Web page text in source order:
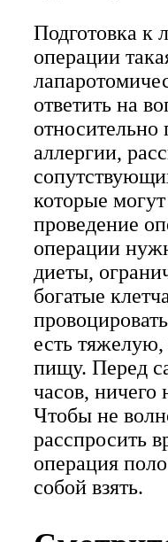
Подготовка к
операции
ответить на
относительно
аллергии,
которые
проведение
операции
диеты,
богатые
есть
пищу. Перед
часов, ничего
Чтобы не
расспросить
операция
собой взять.